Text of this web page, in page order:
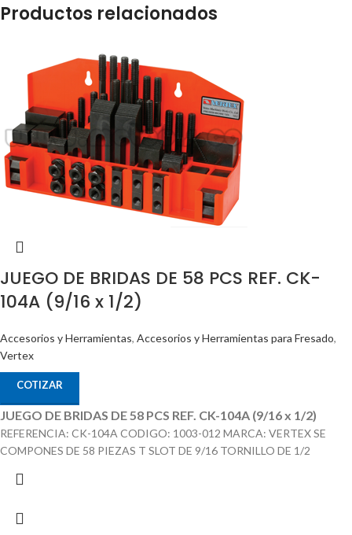
Productos relacionados
JUEGO DE BRIDAS DE 58 PCS REF. CK-
104A (9/16 x 1/2)
Accesorios y Herramientas, Accesorios y Herramientas para Fresado,
Vertex
COTIZAR
JUEGO DE BRIDAS DE 58 PCS REF. CK-104A (9/16 x 1/2)
REFERENCIA: CK-104A CODIGO: 1003-012 MARCA: VERTEX SE
COMPONES DE 58 PIEZAS T SLOT DE 9/16 TORNILLO DE 1/2